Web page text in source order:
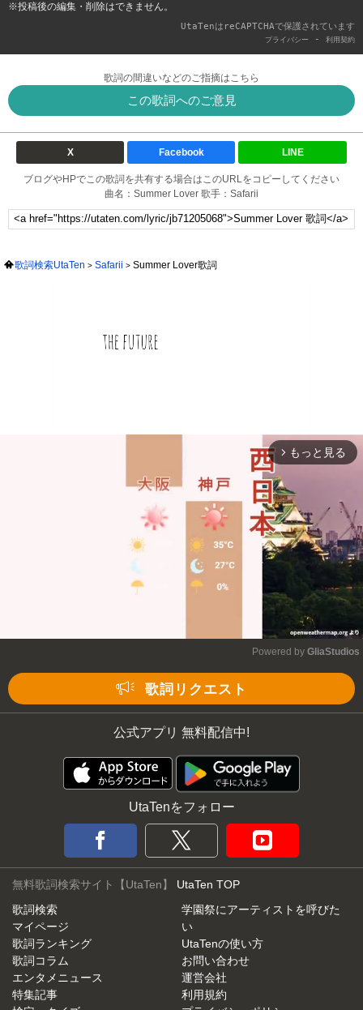
※投稿後の編集・削除はできません。
UtaTenはreCAPTCHAで保護されています
プライバシー - 利用契約
歌詞の間違いなどのご指摘はこちら
この歌詞へのご意見
X Facebook LINE
ブログやHPでこの歌詞を共有する場合はこのURLをコピーしてください
曲名：Summer Lover 歌手：Safarii
歌詞検索UtaTen Safarii Summer Lover歌詞
arrow_forward_ios もっと見る
Powered by GliaStudios
歌詞リクエスト
公式アプリ 無料配信中!
UtaTenをフォロー
無料歌詞検索サイト【UtaTen】 UtaTen TOP
歌詞検索
マイページ
歌詞ランキング
歌詞コラム
エンタメニュース
特集記事
学園祭にアーティストを呼びた
い
UtaTenの使い方
お問い合わせ
運営会社
利用規約